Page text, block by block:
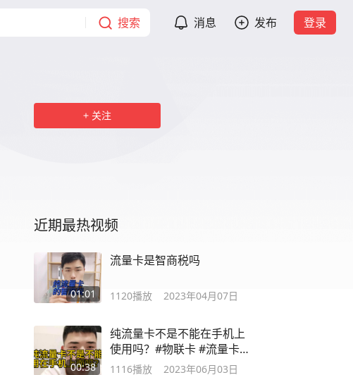
搜索 消息 发布 登录
关注
近期最热视频
01:01
流量卡是智商税吗
1120播放 2023年04月07日
00:38
纯流量卡不是不能在手机上
使用吗？#物联卡 #流量卡
避坑指南
1116播放 2023年06月03日